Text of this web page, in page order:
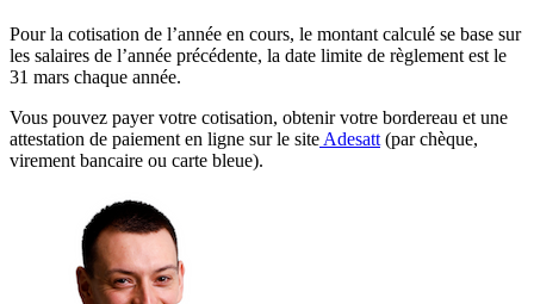
Pour la cotisation de l’année en cours, le montant calculé se base sur
les salaires de l’année précédente, la date limite de règlement est le
31 mars chaque année.
Vous pouvez payer votre cotisation, obtenir votre bordereau et une
attestation de paiement en ligne sur le site Adesatt (par chèque,
virement bancaire ou carte bleue).